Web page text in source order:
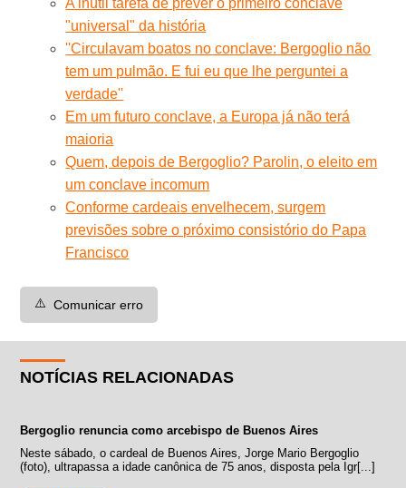
"universal" da história
''Circulavam boatos no conclave: Bergoglio não
tem um pulmão. E fui eu que lhe perguntei a
verdade''
Em um futuro conclave, a Europa já não terá
maioria
Quem, depois de Bergoglio? Parolin, o eleito em
um conclave incomum
Conforme cardeais envelhecem, surgem
previsões sobre o próximo consistório do Papa
Francisco
⚠️ Comunicar erro
NOTÍCIAS RELACIONADAS
Bergoglio renuncia como arcebispo de Buenos Aires
Neste sábado, o cardeal de Buenos Aires, Jorge Mario Bergoglio
(foto), ultrapassa a idade canônica de 75 anos, disposta pela Igr[...]